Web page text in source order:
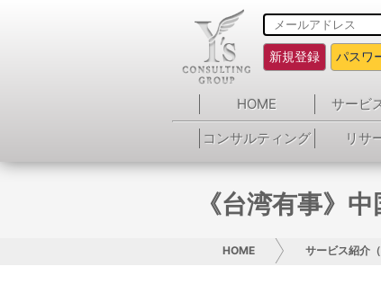
新規登録 パスワ
HOME サービ
コンサルティング
リサ
《台湾有事》
HOME サービス紹介（